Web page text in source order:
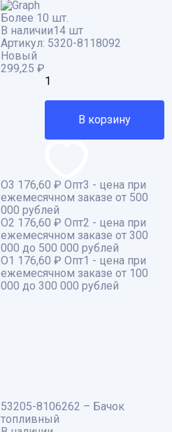
Более 10 шт.
В наличии14 шт
Артикул: 5320-8118092
Новый
299,25 ₽
В корзину
О3 176,60 ₽ Опт3 - цена при
ежемесячном заказе от 500
000 рублей
О2 176,60 ₽ Опт2 - цена при
ежемесячном заказе от 300
000 до 500 000 рублей
О1 176,60 ₽ Опт1 - цена при
ежемесячном заказе от 100
000 до 300 000 рублей
53205-8106262 – Бачок
топливный